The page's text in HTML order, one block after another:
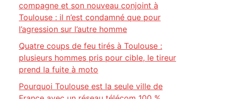
compagne et son nouveau conjoint à
Toulouse : il n’est condamné que pour
l’agression sur l’autre homme
Quatre coups de feu tirés à Toulouse :
plusieurs hommes pris pour cible, le tireur
prend la fuite à moto
Pourquoi Toulouse est la seule ville de